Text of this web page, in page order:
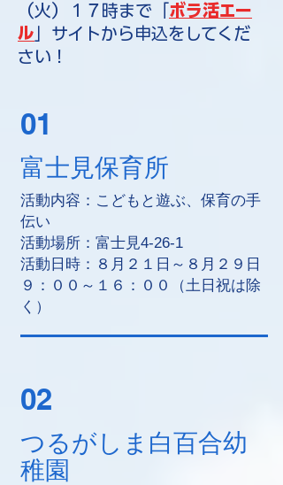
（火）１７時まで「 ボラ活エー
ル 」サイトから申込をしてくだ
さい！
01
富士見保育所
活動内容：こどもと遊ぶ、保育の手
伝い
活動場所：富士見4-26-1
活動日時：８月２１日～８月２９日
９：００～１６：００（土日祝は除
く）
02
つるがしま白百合幼
稚園